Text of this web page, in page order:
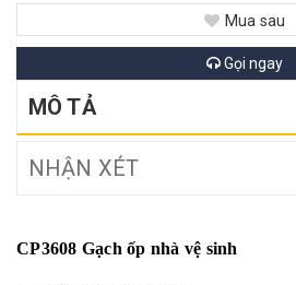
Mua sau
Gọi ngay
MÔ TẢ
NHẬN XÉT
CP3608 Gạch ốp nhà vệ sinh